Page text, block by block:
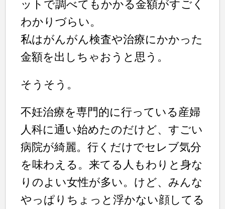
ットで調べてもかかる金額がすごく
わかりづらい。
私はがんがん検査や治療にかかった
金額を出しちゃおうと思う。
そうそう。
不妊治療を専門的に行っている産婦
人科に通い始めたのだけど、すごい
病院が綺麗。行くだけでセレブ気分
を味わえる。来てる人もわりと身な
りのよい女性が多い。けど、みんな
やっぱりちょっと浮かない顔してる